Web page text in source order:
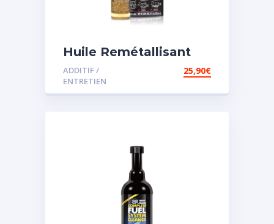
Huile Remétallisant
Moteur SMT2
ADDITIF /
ENTRETIEN
25,90€